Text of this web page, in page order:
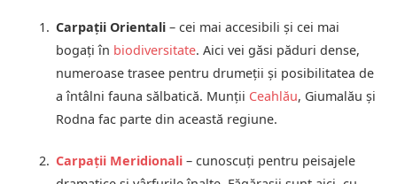
Carpații Orientali – cei mai accesibili și cei mai
bogați în biodiversitate. Aici vei găsi păduri dense,
numeroase trasee pentru drumeții și posibilitatea de
a întâlni fauna sălbatică. Munții Ceahlău, Giumalău și
Rodna fac parte din această regiune.
Carpații Meridionali – cunoscuți pentru peisajele